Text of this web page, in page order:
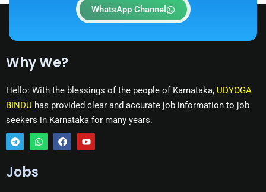
WhatsApp Channel
Why We?
Hello: With the blessings of the people of Karnataka, UDYOGA
BINDU has provided clear and accurate job information to job
seekers in Karnataka for many years.
T
l
W
a
F Y
Jobs